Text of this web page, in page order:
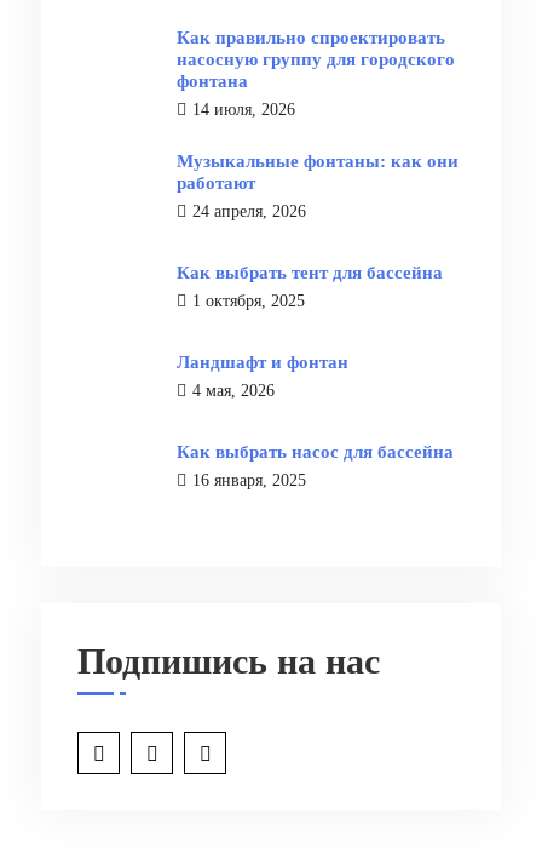
Как правильно спроектировать
насосную группу для городского
фонтана
14 июля, 2026
Музыкальные фонтаны: как они
работают
24 апреля, 2026
Как выбрать тент для бассейна
1 октября, 2025
Ландшафт и фонтан
4 мая, 2026
Как выбрать насос для бассейна
16 января, 2025
Подпишись на нас